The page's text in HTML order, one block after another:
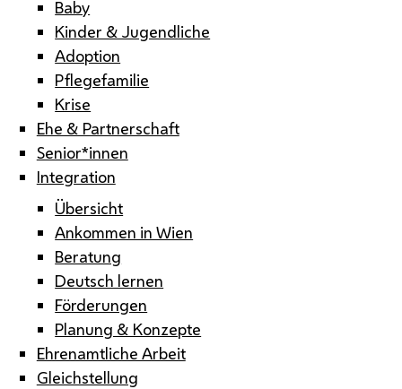
Baby
Kinder & Jugendliche
Adoption
Pflegefamilie
Krise
Ehe & Partnerschaft
Senior*innen
Integration
Übersicht
Ankommen in Wien
Beratung
Deutsch lernen
Förderungen
Planung & Konzepte
Ehrenamtliche Arbeit
Gleichstellung